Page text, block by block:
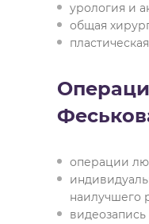
урология и
общая
операции
наилучшего